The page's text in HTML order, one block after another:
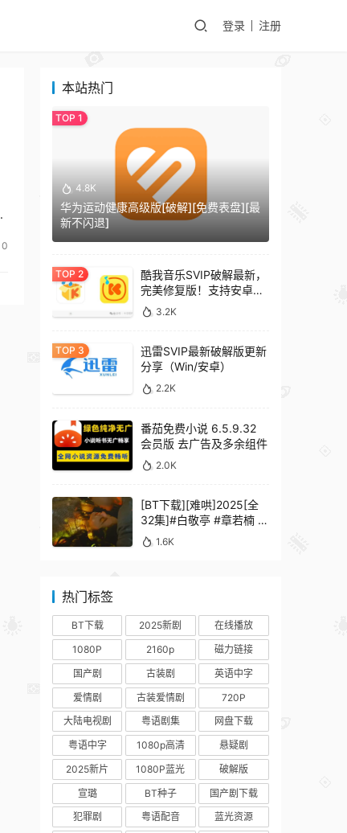
登录 注册
0
本站热门
4.8K
华为运动健康高级版[破解][免费表盘][最
新不闪退]
酷我音乐SVIP破解最新，
完美修复版！支持安卓
+车机+pc版！
3.2K
迅雷SVIP最新破解版更新
分享（Win/安卓）
2.2K
番茄免费小说 6.5.9.32
会员版 去广告及多余组件
2.0K
[BT下载][难哄]2025[全
32集]#白敬亭 #章若楠 #
何炅 #秦沛 #鲍起静
1.6K
热门标签
BT下载 2025新剧
在线播放
1080P
2160p
磁力链接
国产剧
古装剧
英语中字
爱情剧
古装爱情剧
720P
大陆电视剧
粤语剧集
网盘下载
粤语中字
1080p高清
悬疑剧
2025新片
1080P蓝光
破解版
宣璐
BT种子
国产剧下载
犯罪剧
粤语配音
蓝光资源